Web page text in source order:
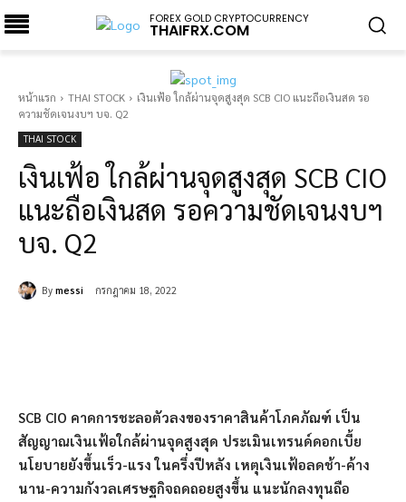
FOREX GOLD CRYPTOCURRENCY
THAIFRX.COM
หน้าแรก THAI STOCK
เงินเฟ้อ ใกล้ผ่านจุดสูงสุด SCB CIO แนะถือเงินสด รอ
ความชัดเจนงบฯ บจ. Q2
THAI STOCK
เงินเฟ้อ ใกล้ผ่านจุดสูงสุด SCB CIO
แนะถือเงินสด รอความชัดเจนงบฯ
บจ. Q2
By messi กรกฎาคม 18, 2022
SCB CIO คาดการชะลอตัวลงของราคาสินค้าโภคภัณฑ์ เป็น
สัญญาณเงินเฟ้อใกล้ผ่านจุดสูงสุด ประเมินเทรนด์ดอกเบี้ย
นโยบายยังขึ้นเร็ว-แรง ในครึ่งปีหลัง เหตุเงินเฟ้อลดช้า-ค้าง
นาน-ความกังวลเศรษฐกิจถดถอยสูงขึ้น แนะนักลงทุนถือ